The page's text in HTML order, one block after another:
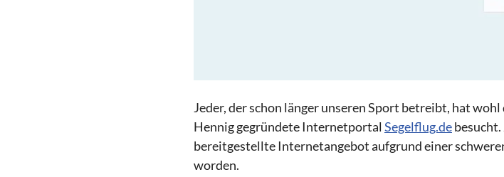
Jeder, der schon länger unseren Sport betreibt, hat
Hennig gegründete Internetportal Segelflug.de
bereitgestellte Internetangebot aufgrund einer
worden.